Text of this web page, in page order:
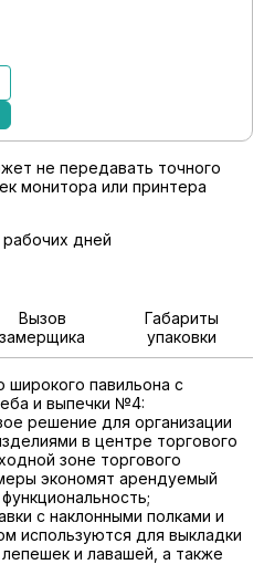
не передавать точного
монитора или принтера
дней
Вызов
замерщика
Габариты
упаковки
павильона с
и выпечки №4:
решение для организации
в центре торгового
зоне торгового
экономят арендуемый
с наклонными полками и
используются для выкладки
и лавашей, а также